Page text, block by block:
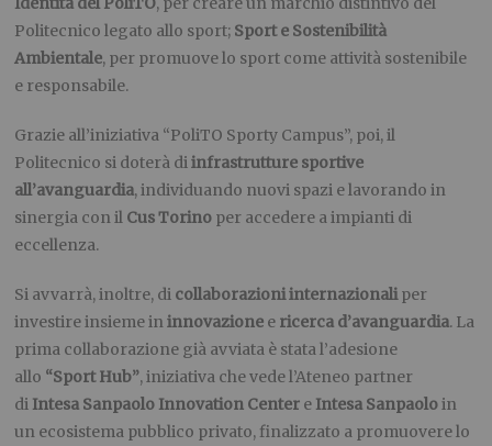
Politecnico legato allo sport; Sport e Sostenibilità
Ambientale, per promuove lo sport come attività sostenibile
e responsabile.
Grazie all’iniziativa “PoliTO Sporty Campus”, poi, il
Politecnico si doterà diinfrastrutture sportive
all’avanguardia, individuando nuovi spazi e lavorando in
sinergia con il Cus Torino per accedere a impianti di
eccellenza.
Si avvarrà, inoltre, di collaborazioni internazionaliper
investire insieme ininnovazione e ricerca d’avanguardia. La
prima collaborazione già avviata è stata l’adesione
allo “Sport Hub”, iniziativa che vede l’Ateneo partner
di Intesa Sanpaolo Innovation Center e Intesa Sanpaoloin
un ecosistema pubblico privato, finalizzato a promuovere lo